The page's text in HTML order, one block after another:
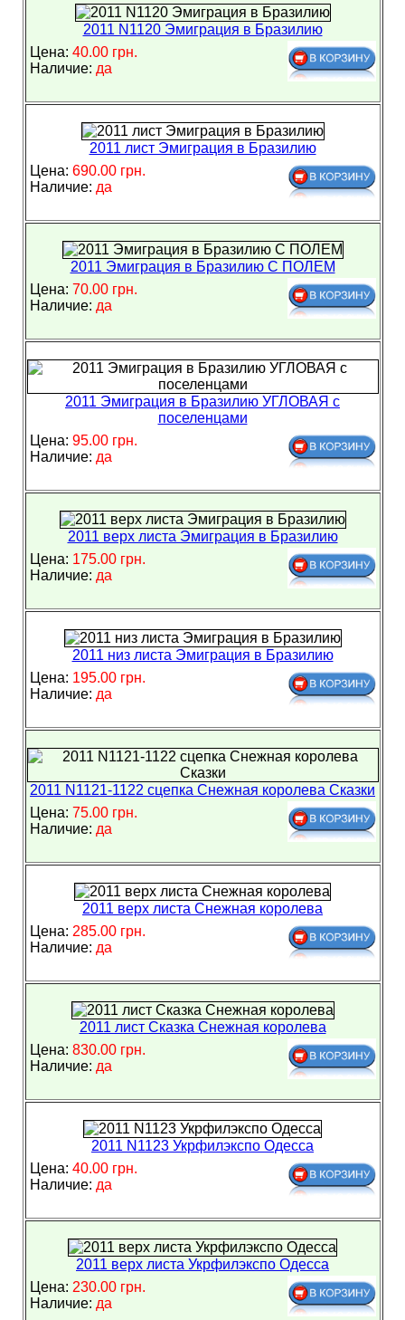
2011 N1120 Эмиграция в Бразилию
Цена: 40.00 грн.
Наличие: да
2011 лист Эмиграция в Бразилию
Цена: 690.00 грн.
Наличие: да
2011 Эмиграция в Бразилию С ПОЛЕМ
Цена: 70.00 грн.
Наличие: да
2011 Эмиграция в Бразилию УГЛОВАЯ с
поселенцами
Цена: 95.00 грн.
Наличие: да
2011 верх листа Эмиграция в Бразилию
Цена: 175.00 грн.
Наличие: да
2011 низ листа Эмиграция в Бразилию
Цена: 195.00 грн.
Наличие: да
2011 N1121-1122 сцепка Снежная королева Сказки
Цена: 75.00 грн.
Наличие: да
2011 верх листа Снежная королева
Цена: 285.00 грн.
Наличие: да
2011 лист Сказка Снежная королева
Цена: 830.00 грн.
Наличие: да
2011 N1123 Укрфилэкспо Одесса
Цена: 40.00 грн.
Наличие: да
2011 верх листа Укрфилэкспо Одесса
Цена: 230.00 грн.
Наличие: да